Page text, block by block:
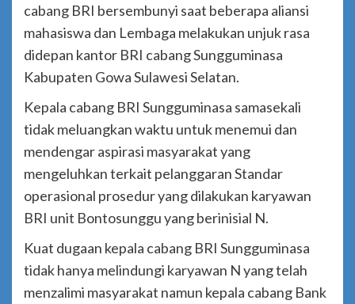
cabang BRI bersembunyi saat beberapa aliansi
mahasiswa dan Lembaga melakukan unjuk rasa
didepan kantor BRI cabang Sungguminasa
Kabupaten Gowa Sulawesi Selatan.
Kepala cabang BRI Sungguminasa samasekali
tidak meluangkan waktu untuk menemui dan
mendengar aspirasi masyarakat yang
mengeluhkan terkait pelanggaran Standar
operasional prosedur yang dilakukan karyawan
BRI unit Bontosunggu yang berinisial N.
Kuat dugaan kepala cabang BRI Sungguminasa
tidak hanya melindungi karyawan N yang telah
menzalimi masyarakat namun kepala cabang Bank